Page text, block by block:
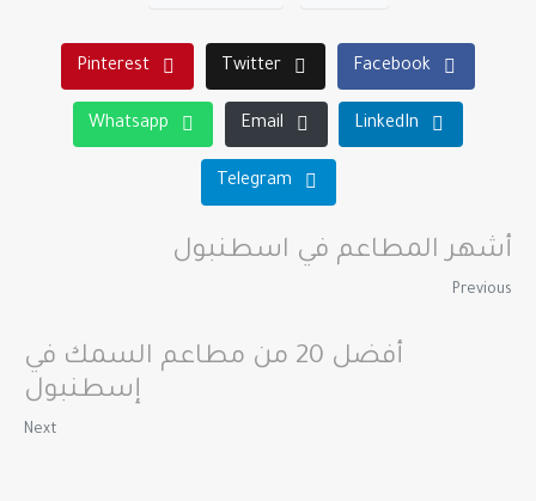
Facebook
Twitter
Pinterest
LinkedIn
Email
Whatsapp
Telegram
أشهر المطاعم في اسطنبول
Previous
أفضل 20 من مطاعم السمك في
إسطنبول
Next